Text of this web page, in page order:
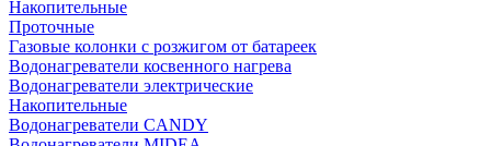
Накопительные
Проточные
Газовые колонки с розжигом от батареек
Водонагреватели косвенного нагрева
Водонагреватели электрические
Накопительные
Водонагреватели CANDY